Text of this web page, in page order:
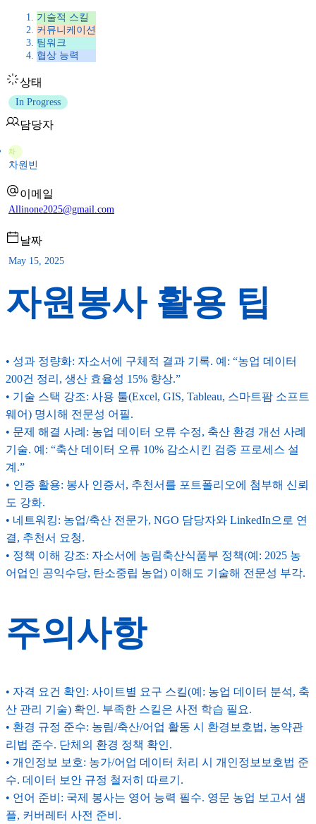
기술적 스킬
커뮤니케이션
팀워크
협상 능력
상태
In Progress
담당자
차
차원빈
이메일
Allinone2025@gmail.com
날짜
May 15, 2025
자원봉사 활용 팁
• 성과 정량화: 자소서에 구체적 결과 기록. 예: “농업 데이터
200건 정리, 생산 효율성 15% 향상.”
• 기술 스택 강조: 사용 툴(Excel, GIS, Tableau, 스마트팜 소프트
웨어) 명시해 전문성 어필.
• 문제 해결 사례: 농업 데이터 오류 수정, 축산 환경 개선 사례
기술. 예: “축산 데이터 오류 10% 감소시킨 검증 프로세스 설
계.”
• 인증 활용: 봉사 인증서, 추천서를 포트폴리오에 첨부해 신뢰
도 강화.
• 네트워킹: 농업/축산 전문가, NGO 담당자와 LinkedIn으로 연
결, 추천서 요청.
• 정책 이해 강조: 자소서에 농림축산식품부 정책(예: 2025 농
어업인 공익수당, 탄소중립 농업) 이해도 기술해 전문성 부각.
주의사항
• 자격 요건 확인: 사이트별 요구 스킬(예: 농업 데이터 분석, 축
산 관리 기술) 확인. 부족한 스킬은 사전 학습 필요.
• 환경 규정 준수: 농림/축산/어업 활동 시 환경보호법, 농약관
리법 준수. 단체의 환경 정책 확인.
• 개인정보 보호: 농가/어업 데이터 처리 시 개인정보보호법 준
수. 데이터 보안 규정 철저히 따르기.
• 언어 준비: 국제 봉사는 영어 능력 필수. 영문 농업 보고서 샘
플, 커버레터 사전 준비.